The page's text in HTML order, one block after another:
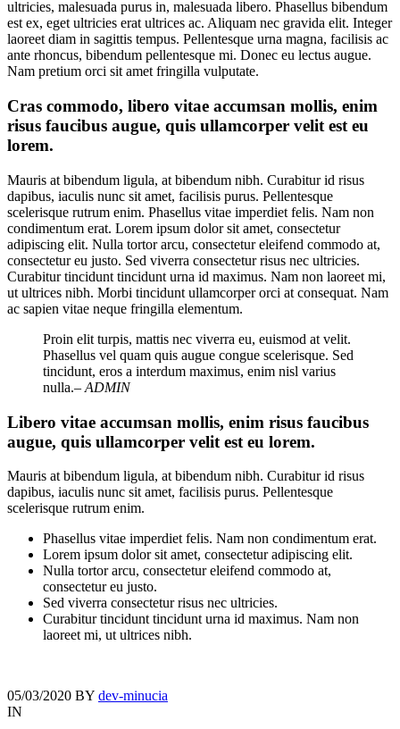
ultricies, malesuada purus in, malesuada libero. Phasellus bibendum
est ex, eget ultricies erat ultrices ac. Aliquam nec gravida elit. Integer
laoreet diam in sagittis tempus. Pellentesque urna magna, facilisis ac
ante rhoncus, bibendum pellentesque mi. Donec eu lectus augue.
Nam pretium orci sit amet fringilla vulputate.
Cras commodo, libero vitae accumsan mollis, enim
risus faucibus augue, quis ullamcorper velit est eu
lorem.
Mauris at bibendum ligula, at bibendum nibh. Curabitur id risus
dapibus, iaculis nunc sit amet, facilisis purus. Pellentesque
scelerisque rutrum enim. Phasellus vitae imperdiet felis. Nam non
condimentum erat. Lorem ipsum dolor sit amet, consectetur
adipiscing elit. Nulla tortor arcu, consectetur eleifend commodo at,
consectetur eu justo. Sed viverra consectetur risus nec ultricies.
Curabitur tincidunt tincidunt urna id maximus. Nam non laoreet mi,
ut ultrices nibh. Morbi tincidunt ullamcorper orci at consequat. Nam
ac sapien vitae neque fringilla elementum.
Proin elit turpis, mattis nec viverra eu, euismod at velit.
Phasellus vel quam quis augue congue scelerisque. Sed
tincidunt, eros a interdum maximus, enim nisl varius
nulla.– ADMIN
Libero vitae accumsan mollis, enim risus faucibus
augue, quis ullamcorper velit est eu lorem.
Mauris at bibendum ligula, at bibendum nibh. Curabitur id risus
dapibus, iaculis nunc sit amet, facilisis purus. Pellentesque
scelerisque rutrum enim.
Phasellus vitae imperdiet felis. Nam non condimentum erat.
Lorem ipsum dolor sit amet, consectetur adipiscing elit.
Nulla tortor arcu, consectetur eleifend commodo at,
consectetur eu justo.
Sed viverra consectetur risus nec ultricies.
Curabitur tincidunt tincidunt urna id maximus. Nam non
laoreet mi, ut ultrices nibh.
05/03/2020 BY dev-minucia
IN